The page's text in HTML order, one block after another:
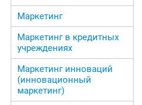
Маркетинг
Маркетинг в кредитных
учреждениях
Маркетинг инноваций
(инновационный
маркетинг)